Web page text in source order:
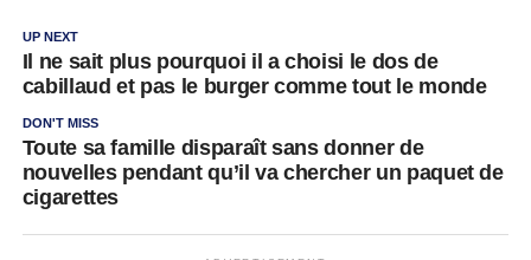
UP NEXT
Il ne sait plus pourquoi il a choisi le dos de
cabillaud et pas le burger comme tout le monde
DON'T MISS
Toute sa famille disparaît sans donner de
nouvelles pendant qu’il va chercher un paquet de
cigarettes